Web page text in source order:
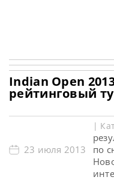
Indian Open
рейтинговый
23 июля 2013
|
по